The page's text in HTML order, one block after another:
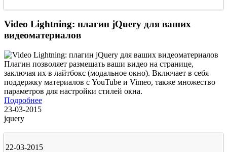
Video Lightning: плагин jQuery для ваших
видеоматериалов
Плагин позволяет размещать ваши видео на странице,
заключая их в лайтбокс (модальное окно). Включает в себя
поддержку материалов с YouTube и Vimeo, также множество
параметров для настройки стилей окна.
Подробнее
23-03-2015
jquery
22-03-2015